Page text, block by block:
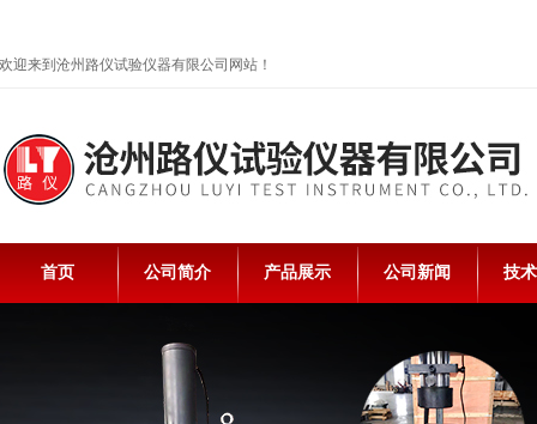
欢迎来到沧州路仪试验仪器有限公司网站！
首页 公司简介 产品展示 公司新闻 技